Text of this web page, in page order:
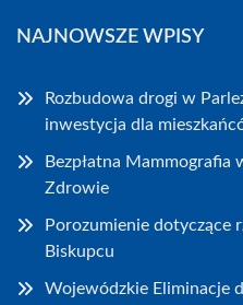
NAJNOWSZE WPISY
Rozbudowa drogi w
inwestycja dla
Bezpłatna Mammografia
Zdrowie
Porozumienie dotyczące
Biskupcu
Wojewódzkie Eliminacje